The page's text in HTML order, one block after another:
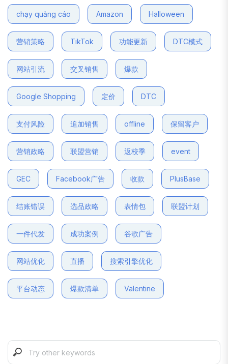
chạy quảng cáo Amazon Halloween
营销策略 TikTok 功能更新 DTC模式
网站引流 交叉销售 爆款
Google Shopping 定价 DTC
支付风险 追加销售 offline 保留客户
营销政略 联盟营销 返校季 event
GEC Facebook广告 收款 PlusBase
结账错误 选品政略 表情包 联盟计划
一件代发 成功案例 谷歌广告
网站优化 直播 搜索引擎优化
平台动态 爆款清单 Valentine